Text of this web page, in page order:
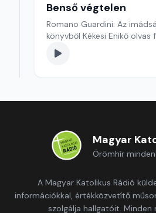
Benső végtelen
Romano Guardini: Az
Magyar
Örömhír
A Magyar Katolikus Rádió
információkkal, értékközvetítő
szolgálja hallgatóit. Minden